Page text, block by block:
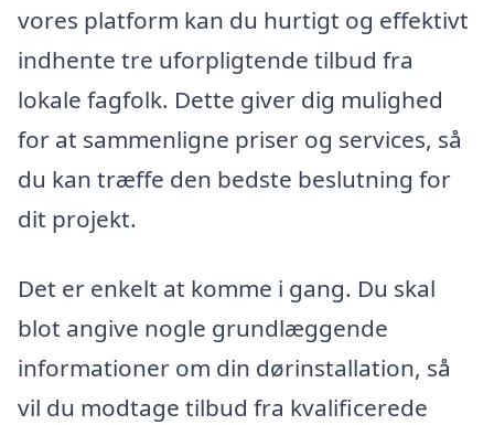
vores platform kan du hurtigt og effektivt
indhente tre uforpligtende tilbud fra
lokale fagfolk. Dette giver dig mulighed
for at sammenligne priser og services, så
du kan træffe den bedste beslutning for
dit projekt.
Det er enkelt at komme i gang. Du skal
blot angive nogle grundlæggende
informationer om din dørinstallation, så
vil du modtage tilbud fra kvalificerede